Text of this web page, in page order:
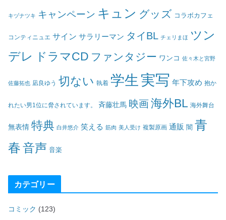
キヅナツキ キャンペーン キュン グッズ コラボカフェ
コンティニュエ サイン サラリーマン タイBL チェリまほ ツン
デレ ドラマCD ファンタジー ワンコ 佐々木と宮野
佐藤拓也 凪良ゆう 切ない 執着 学生 実写 年下攻め 抱か
れたい男1位に脅されています。 斉藤壮馬 映画海外BL 海外舞台
無表情 特典 白井悠介 笑える 筋肉 美人受け 複製原画 通販 闇 青
春音声 音楽
カテゴリー
コミック (123)